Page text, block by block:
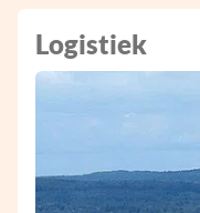
Logistiek